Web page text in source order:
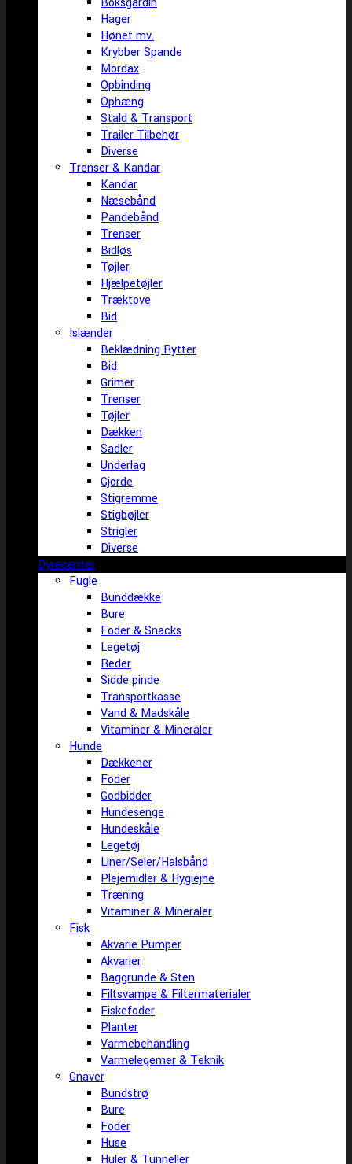
Hager
Hønet mv.
Krybber Spande
Mordax
Opbinding
Ophæng
Stald & Transport
Trailer Tilbehør
Diverse
Trenser & Kandar
Kandar
Næsebånd
Pandebånd
Trenser
Bidløs
Tøjler
Hjælpetøjler
Træktove
Bid
Islænder
Beklædning Rytter
Bid
Grimer
Trenser
Tøjler
Dækken
Sadler
Underlag
Gjorde
Stigremme
Stigbøjler
Strigler
Diverse
Dyrecenter
Fugle
Bunddække
Bure
Foder & Snacks
Legetøj
Reder
Sidde pinde
Transportkasse
Vand & Madskåle
Vitaminer & Mineraler
Hunde
Dækkener
Foder
Godbidder
Hundesenge
Hundeskåle
Legetøj
Liner/Seler/Halsbånd
Plejemidler & Hygiejne
Træning
Vitaminer & Mineraler
Fisk
Akvarie Pumper
Akvarier
Baggrunde & Sten
Filtsvampe & Filtermaterialer
Fiskefoder
Planter
Varmebehandling
Varmelegemer & Teknik
Gnaver
Bundstrø
Bure
Foder
Huse
Huler & Tunneller